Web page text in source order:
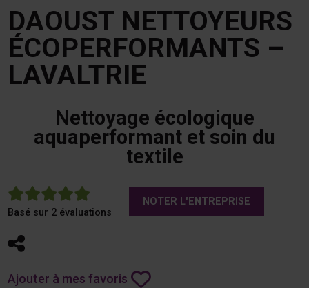
DAOUST NETTOYEURS
ÉCOPERFORMANTS –
LAVALTRIE
Nettoyage écologique
aquaperformant et soin du
textile
5
Basé sur 2 évaluations
NOTER L'ENTREPRISE
Partager
Ajouter à mes favoris